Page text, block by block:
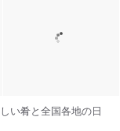
い肴と全国各地の日